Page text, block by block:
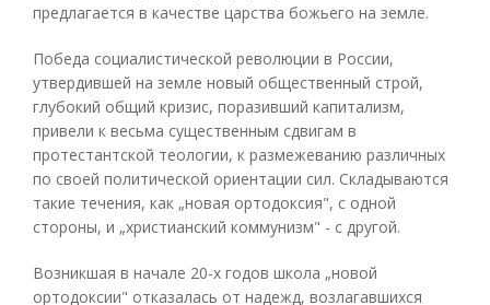
предлагается в качестве царства божьего на земле.
Победа социалистической революции в России,
утвердившей на земле новый общественный строй,
глубокий общий кризис, поразивший капитализм,
привели к весьма существенным сдвигам в
протестантской теологии, к размежеванию различных
по своей политической ориентации сил. Складываются
такие течения, как „новая ортодоксия", с одной
стороны, и „христианский коммунизм" - с другой.
Возникшая в начале 20-х годов школа „новой
ортодоксии" отказалась от надежд, возлагавшихся